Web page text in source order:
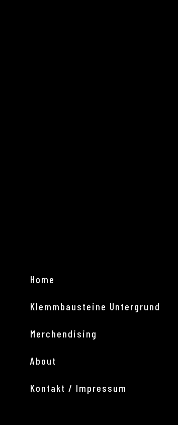
Home
Klemmbausteine Untergrund
Merchendising
About
Kontakt / Impressum